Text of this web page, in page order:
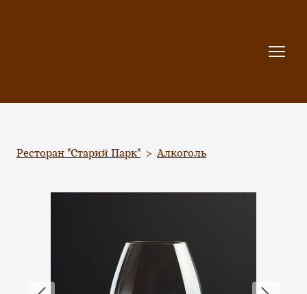
Ресторан "Старий Парк" Алкоголь